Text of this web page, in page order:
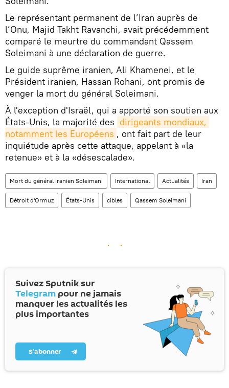
Le représentant permanent de l’Iran auprès de
l’Onu, Majid Takht Ravanchi, avait précédemment
comparé le meurtre du commandant Qassem
Soleimani à une déclaration de guerre.
Le guide suprême iranien, Ali Khamenei, et le
Président iranien, Hassan Rohani, ont promis de
venger la mort du général Soleimani.
À l'exception d'Israël, qui a apporté son soutien aux
États-Unis, la majorité des dirigeants mondiaux,
notamment les Européens , ont fait part de leur
inquiétude après cette attaque, appelant à «la
retenue» et à la «désescalade».
Mort du général iranien Soleimani International Actualités Iran
Détroit d'Ormuz États-Unis cibles Qassem Soleimani
Suivez Sputnik sur
Telegram pour ne jamais
manquer les actualités les
plus importantes
S’abonner